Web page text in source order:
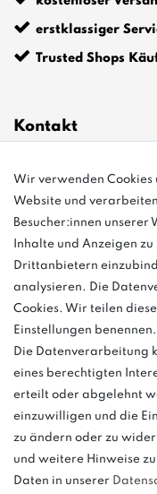
erstklassiger
Trusted Shops
Kontakt
03763
Montag - Freitag, 08:00 -
Anrufe aus dem dt.
ggf. abweichend (abhängig
Wir verwenden Cookies
Website und
Besucher:innen unserer
Inhalte und Anzeigen
Drittanbietern
analysieren. Die
Cookies. Wir teilen
Einstellungen benennen.
Die Datenverarbeitung
eines berechtigten
erteilt oder abgelehnt
einzuwilligen und die
zu ändern oder zu
und weitere Hinweise
Daten in unserer